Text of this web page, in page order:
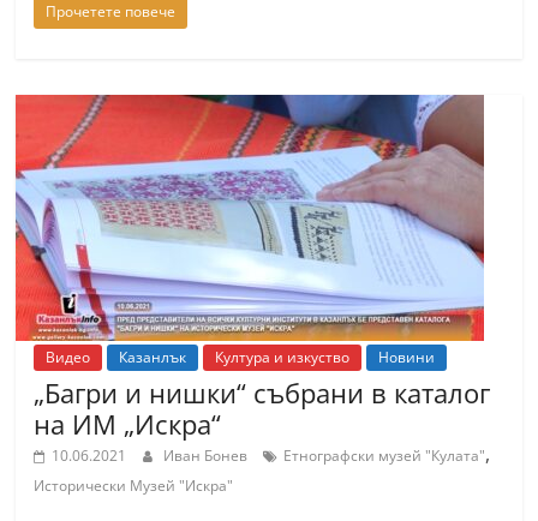
Прочетете повече
Видео Казанлък Култура и изкуство Новини
„Багри и нишки“ събрани в каталог
на ИМ „Искра“
10.06.2021 Иван Бонев Етнографски музей "Кулата",
Исторически Музей "Искра"